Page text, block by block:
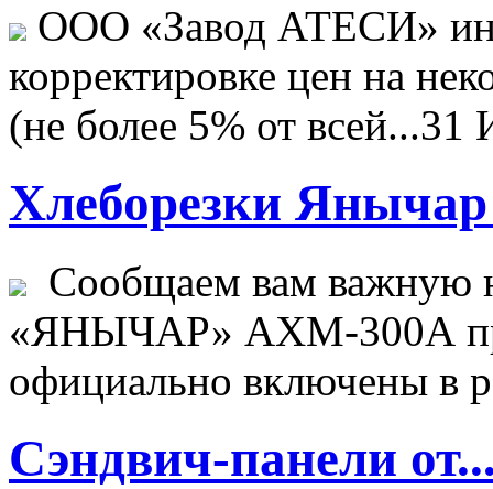
ООО «Завод АТЕСИ»
корректировке цен на
(не более 5% от всей...31
Хлеборезки Янычар
Сообщаем вам важную
«ЯНЫЧАР» АХМ-300А
официально включены в
Сэндвич-панели